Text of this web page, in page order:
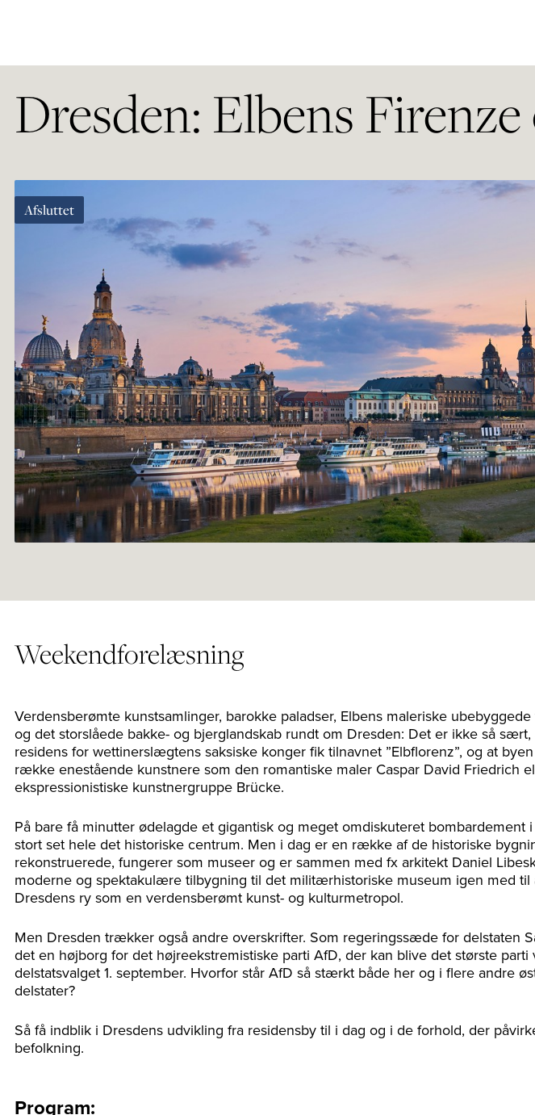
Dresden: Elbens
Afsluttet
Weekendforelæsning
Verdensberømte kunstsamlinger, barokke paladser, Elbens maleriske
og det storslåede bakke- og bjerglandskab rundt om Dresden: Det er ikke så
residens for wettinerslægtens saksiske konger fik tilnavnet ”Elbflorenz”, og at
række enestående kunstnere som den romantiske maler Caspar David Friedrich
ekspressionistiske kunstnergruppe Brücke.
På bare få minutter ødelagde et gigantisk og meget omdiskuteret bombardement
stort set hele det historiske centrum. Men i dag er en række af de historiske
rekonstruerede, fungerer som museer og er sammen med fx arkitekt Daniel
moderne og spektakulære tilbygning til det militærhistoriske museum igen med til
Dresdens ry som en verdensberømt kunst- og kulturmetropol.
Men Dresden trækker også andre overskrifter. Som regeringssæde for delstaten
det en højborg for det højreekstremistiske parti AfD, der kan blive det største parti
delstatsvalget 1. september. Hvorfor står AfD så stærkt både her og i flere andre
delstater?
Så få indblik i Dresdens udvikling fra residensby til i dag og i de forhold, der
befolkning.
Program: